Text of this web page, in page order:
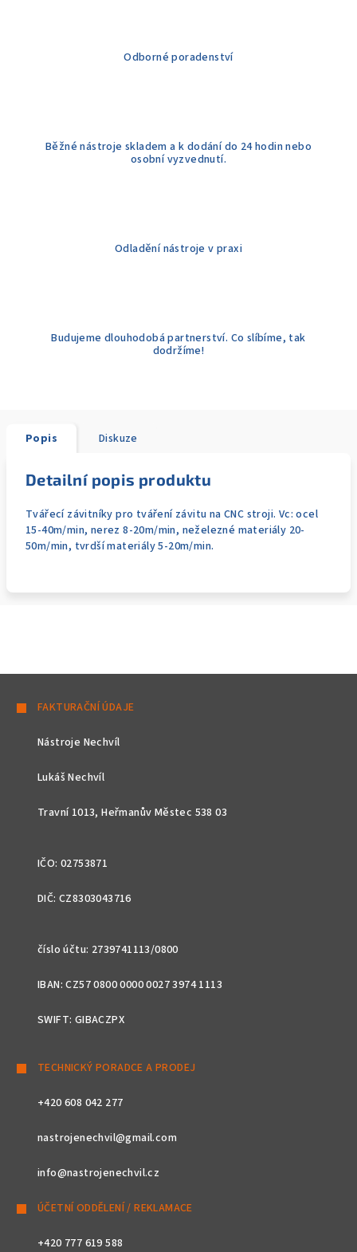
Odborné poradenství
Běžné nástroje skladem a k dodání do 24 hodin nebo
osobní vyzvednutí.
Odladění nástroje v praxi
Budujeme dlouhodobá partnerství. Co slíbíme, tak
dodržíme!
Popis Diskuze
Detailní popis produktu
Tvářecí závitníky pro tváření závitu na CNC stroji. Vc: ocel
15-40m/min, nerez 8-20m/min, neželezné materiály 20-
50m/min, tvrdší materiály 5-20m/min.
FAKTURAČNÍ ÚDAJE
Nástroje Nechvíl
Lukáš Nechvíl
Travní 1013, Heřmanův Městec 538 03
IČO: 02753871
DIČ: CZ8303043716
číslo účtu: 2739741113/0800
IBAN: CZ57 0800 0000 0027 3974 1113
SWIFT: GIBACZPX
TECHNICKÝ PORADCE A PRODEJ
+420 608 042 277
nastrojenechvil@gmail.com
info@nastrojenechvil.cz
ÚČETNÍ ODDĚLENÍ / REKLAMACE
+420 777 619 588